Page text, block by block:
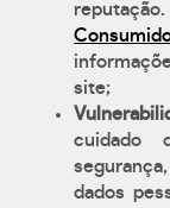
site;
cuidado
dados